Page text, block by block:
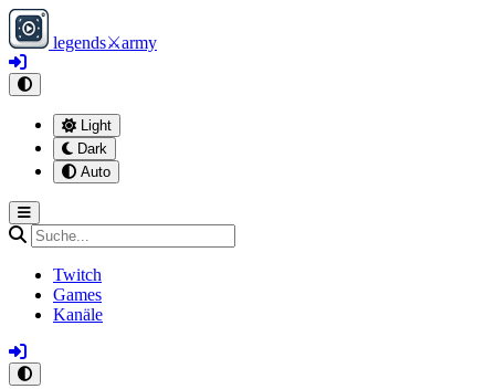
legends⚔army
Light
Dark
Auto
Twitch
Games
Kanäle